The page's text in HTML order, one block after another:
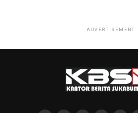
ADVERTISEMENT